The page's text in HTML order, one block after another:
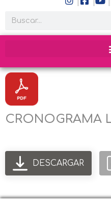
CRONOGRAMA
DESCARGAR